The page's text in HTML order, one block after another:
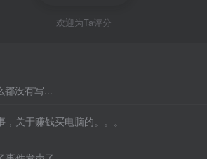
欢迎为Ta评分
都没有写...
关于赚钱买电脑的。。。